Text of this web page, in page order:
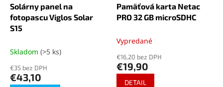
Solárny panel na
fotopascu Viglos Solar
S15
Skladom (>5 ks)
€35 bez DPH
€43,10
Pamäťová karta Netac
PRO 32 GB microSDHC
Vypredané
€16,20 bez DPH
€19,90
DETAIL